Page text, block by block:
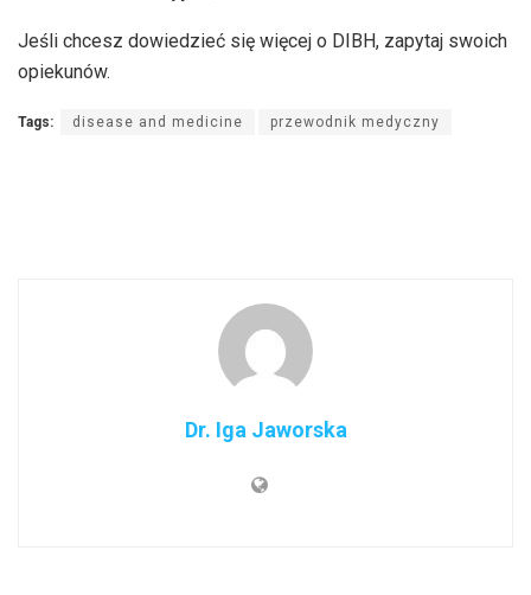
Jeśli chcesz dowiedzieć się więcej o DIBH, zapytaj swoich
opiekunów.
Tags: disease and medicine przewodnik medyczny
Dr. Iga Jaworska